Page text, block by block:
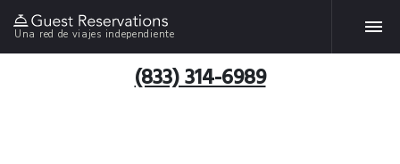
Una red de viajes independiente
(833) 314-6989